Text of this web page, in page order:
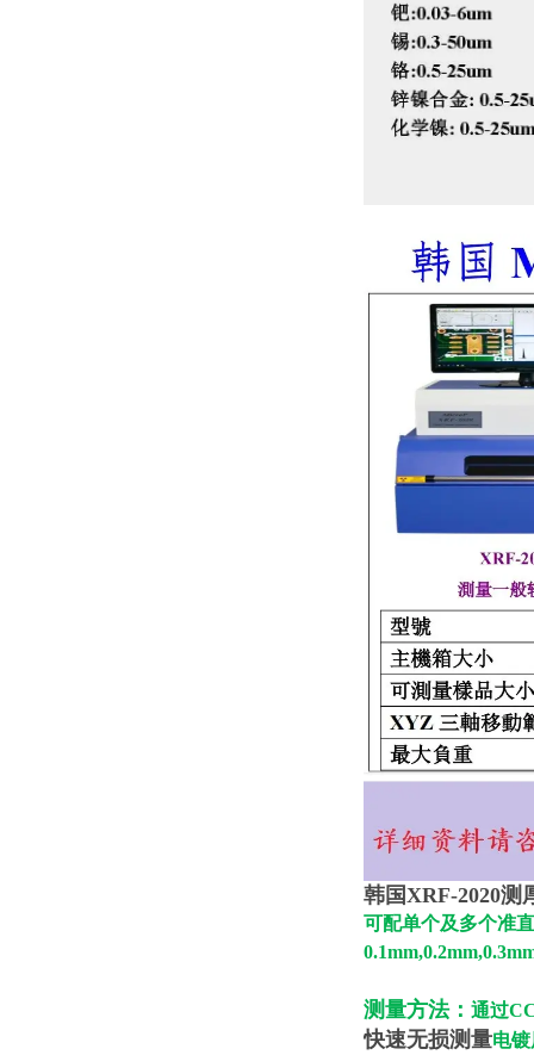
韩国XRF-2020测
可配单个及多个准
测量方法： 通过
快速无损测量电